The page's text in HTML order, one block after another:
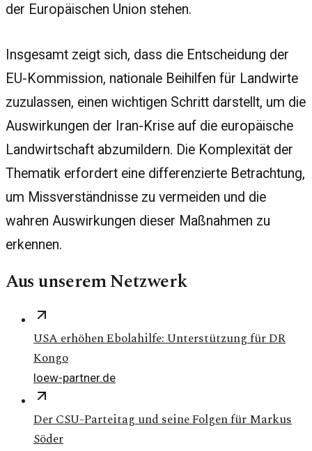
der Europäischen Union stehen.
Insgesamt zeigt sich, dass die Entscheidung der
EU-Kommission, nationale Beihilfen für Landwirte
zuzulassen, einen wichtigen Schritt darstellt, um die
Auswirkungen der Iran-Krise auf die europäische
Landwirtschaft abzumildern. Die Komplexität der
Thematik erfordert eine differenzierte Betrachtung,
um Missverständnisse zu vermeiden und die
wahren Auswirkungen dieser Maßnahmen zu
erkennen.
Aus unserem Netzwerk
USA erhöhen Ebolahilfe: Unterstützung für DR
Kongo
loew-partner.de
Der CSU-Parteitag und seine Folgen für Markus
Söder